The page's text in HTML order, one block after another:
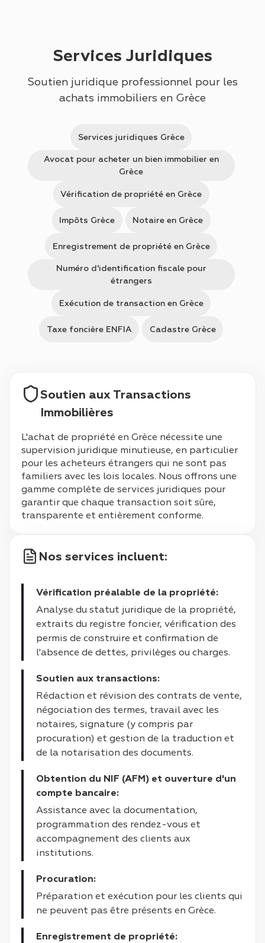
Services Juridiques
Soutien juridique professionnel pour les
achats immobiliers en Grèce
Services juridiques Grèce
Avocat pour acheter un bien immobilier en
Grèce
Vérification de propriété en Grèce
Impôts Grèce Notaire en Grèce
Enregistrement de propriété en Grèce
Numéro d'identification fiscale pour
étrangers
Exécution de transaction en Grèce
Taxe foncière ENFIA Cadastre Grèce
Soutien aux Transactions
Immobilières
L'achat de propriété en Grèce nécessite une
supervision juridique minutieuse, en particulier
pour les acheteurs étrangers qui ne sont pas
familiers avec les lois locales. Nous offrons une
gamme complète de services juridiques pour
garantir que chaque transaction soit sûre,
transparente et entièrement conforme.
Nos services incluent:
Vérification préalable de la propriété:
Analyse du statut juridique de la propriété,
extraits du registre foncier, vérification des
permis de construire et confirmation de
l'absence de dettes, privilèges ou charges.
Soutien aux transactions:
Rédaction et révision des contrats de vente,
négociation des termes, travail avec les
notaires, signature (y compris par
procuration) et gestion de la traduction et
de la notarisation des documents.
Obtention du NIF (AFM) et ouverture d'un
compte bancaire:
Assistance avec la documentation,
programmation des rendez-vous et
accompagnement des clients aux
institutions.
Procuration:
Préparation et exécution pour les clients qui
ne peuvent pas être présents en Grèce.
Enregistrement de propriété: